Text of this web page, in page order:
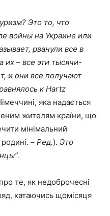
Это то, что
войны на Украине или
рванули все в
– все эти тысячи-
и они все получают
к Hartz
яка надається
жителям країни, що
мінімальний
– Ред.). Это
те, як недоброчесні
катаючись щомісяця